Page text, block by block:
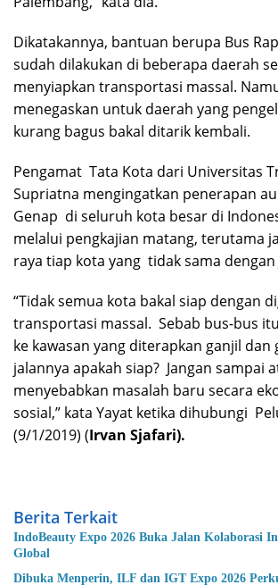
Dikatakannya, bantuan berupa Bus
sudah dilakukan di beberapa daerah
menyiapkan transportasi massal.
menegaskan untuk daerah yang
kurang bagus bakal ditarik kembali.
Pengamat Tata Kota dari Universitas
Supriatna mengingatkan penerapan
Genap di seluruh kota besar di
melalui pengkajian matang, terutama
raya tiap kota yang tidak sama dengan
“Tidak semua kota bakal siap dengan
transportasi massal. Sebab bus-bus
ke kawasan yang diterapkan ganjil dan
jalannya apakah siap? Jangan sampai
menyebabkan masalah baru secara
sosial,” kata Yayat ketika dihubungi
(9/1/2019) (Irvan Sjafari).
Berita Terkait
IndoBeauty Expo 2026 Buka Jalan Kolaborasi
Global
Dibuka Menperin, ILF dan IGT Expo 2026